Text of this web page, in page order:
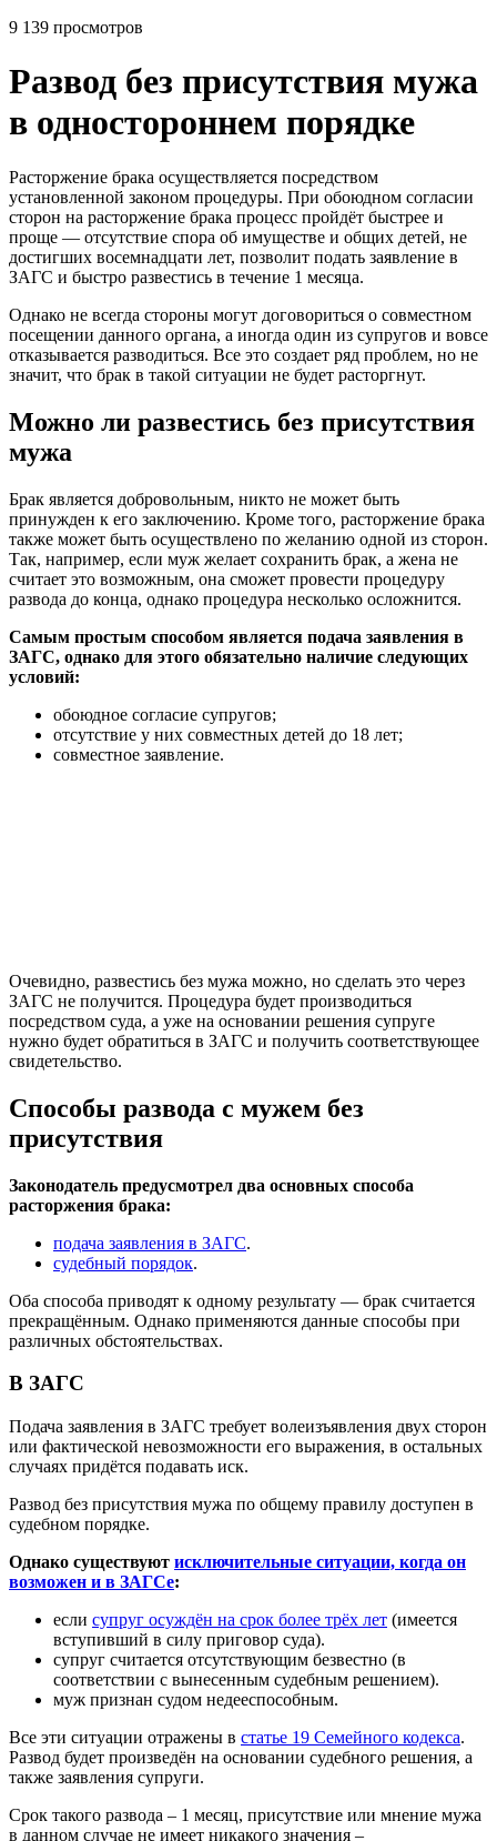
9 139 просмотров
Развод без присутствия мужа
в одностороннем порядке
Расторжение брака осуществляется посредством
установленной законом процедуры. При обоюдном согласии
сторон на расторжение брака процесс пройдёт быстрее и
проще — отсутствие спора об имуществе и общих детей, не
достигших восемнадцати лет, позволит подать заявление в
ЗАГС и быстро развестись в течение 1 месяца.
Однако не всегда стороны могут договориться о совместном
посещении данного органа, а иногда один из супругов и вовсе
отказывается разводиться. Все это создает ряд проблем, но не
значит, что брак в такой ситуации не будет расторгнут.
Можно ли развестись без присутствия
мужа
Брак является добровольным, никто не может быть
принужден к его заключению. Кроме того, расторжение брака
также может быть осуществлено по желанию одной из сторон.
Так, например, если муж желает сохранить брак, а жена не
считает это возможным, она сможет провести процедуру
развода до конца, однако процедура несколько осложнится.
Самым простым способом является подача заявления в
ЗАГС, однако для этого обязательно наличие следующих
условий:
обоюдное согласие супругов;
отсутствие у них совместных детей до 18 лет;
совместное заявление.
Очевидно, развестись без мужа можно, но сделать это через
ЗАГС не получится. Процедура будет производиться
посредством суда, а уже на основании решения супруге
нужно будет обратиться в ЗАГС и получить соответствующее
свидетельство.
Способы развода с мужем без
присутствия
Законодатель предусмотрел два основных способа
расторжения брака:
подача заявления в ЗАГС.
судебный порядок.
Оба способа приводят к одному результату — брак считается
прекращённым. Однако применяются данные способы при
различных обстоятельствах.
В ЗАГС
Подача заявления в ЗАГС требует волеизъявления двух сторон
или фактической невозможности его выражения, в остальных
случаях придётся подавать иск.
Развод без присутствия мужа по общему правилу доступен в
судебном порядке.
Однако существуют исключительные ситуации, когда он
возможен и в ЗАГСе:
если супруг осуждён на срок более трёх лет (имеется
вступивший в силу приговор суда).
супруг считается отсутствующим безвестно (в
соответствии с вынесенным судебным решением).
муж признан судом недееспособным.
Все эти ситуации отражены в статье 19 Семейного кодекса.
Развод будет произведён на основании судебного решения, а
также заявления супруги.
Срок такого развода – 1 месяц, присутствие или мнение мужа
в данном случае не имеет никакого значения –